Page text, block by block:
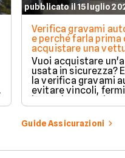
pubblicato il 15 luglio
Verifica gravami
e perché farla prima
acquistare una
Vuoi acquistare
usata in sicurezza?
la verifica gravami
evitare vincoli,
ipoteche. Scopri
tutelare il tuo
Guide Assicurazioni